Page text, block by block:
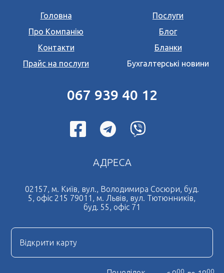
Головна
Послуги
Про Компанію
Блог
Контакти
Бланки
Прайс на послуги
Бухгалтерські новини
067 939 40 12
АДРЕСА
02157, м. Київ, вул., Володимира Сосюри, буд.
5, офіс 215 79011, м. Львів, вул. Тютюнників,
буд. 55, офіс 71
Відкрити карту
00 00